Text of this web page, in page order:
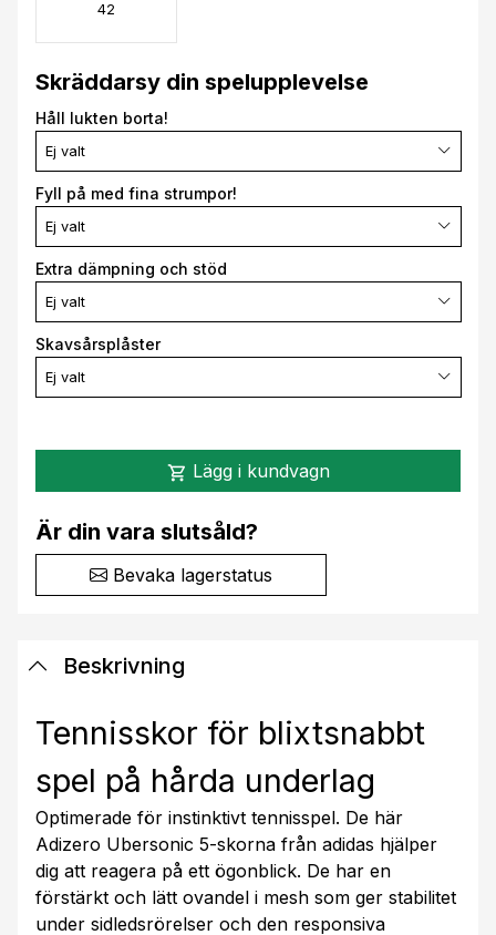
42
Skräddarsy din spelupplevelse
Håll lukten borta!
Ej valt
Fyll på med fina strumpor!
Ej valt
Extra dämpning och stöd
Ej valt
Skavsårsplåster
Ej valt
shopping_cart Lägg i kundvagn
Är din vara slutsåld?
Bevaka lagerstatus
Beskrivning
Tennisskor för blixtsnabbt
spel på hårda underlag
Optimerade för instinktivt tennisspel. De här
Adizero Ubersonic 5-skorna från adidas hjälper
dig att reagera på ett ögonblick. De har en
förstärkt och lätt ovandel i mesh som ger stabilitet
under sidledsrörelser och den responsiva